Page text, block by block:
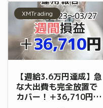
（3/30〜4/3）
XMTrading
【週給3.6万円達成】急
な大出費も完全放置で
カバー！＋36,710円の